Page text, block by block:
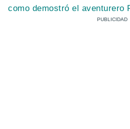
como demostró el aventurero